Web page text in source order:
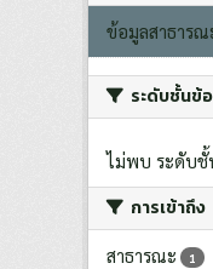
ข้อมูลสาธารณ
ระดับชั้นข้
ไม่พบ ระดับ
การเข้าถึง
สาธารณะ 1